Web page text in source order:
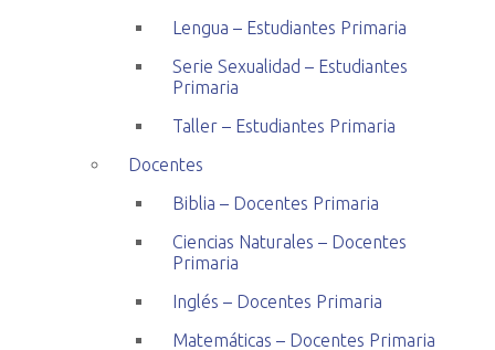
Lengua – Estudiantes Primaria
Serie Sexualidad – Estudiantes
Primaria
Taller – Estudiantes Primaria
Docentes
Biblia – Docentes Primaria
Ciencias Naturales – Docentes
Primaria
Inglés – Docentes Primaria
Matemáticas – Docentes Primaria